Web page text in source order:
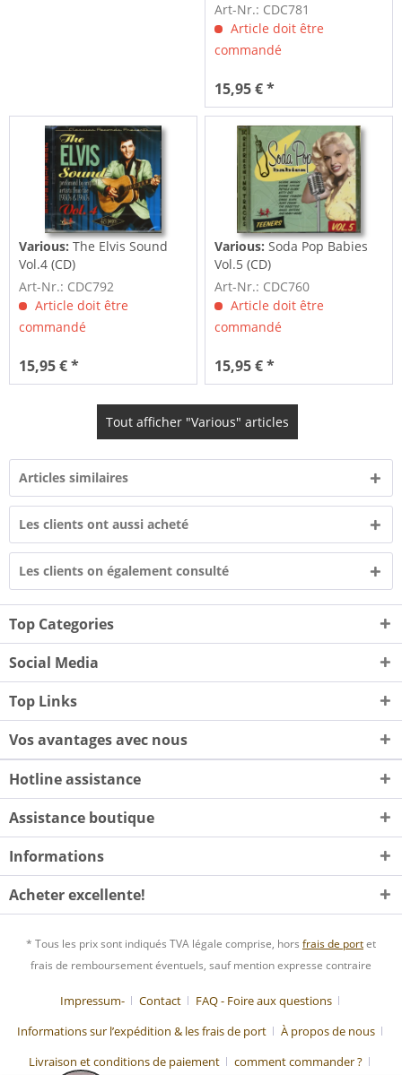
Art-Nr.: CDC781
Article doit être
commandé
15,95 € *
Various: The Elvis Sound
Vol.4 (CD)
Art-Nr.: CDC792
Article doit être
commandé
15,95 € *
Various: Soda Pop Babies
Vol.5 (CD)
Art-Nr.: CDC760
Article doit être
commandé
15,95 € *
Tout afficher "Various" articles
Articles similaires
Les clients ont aussi acheté
Les clients on également consulté
Top Categories
Social Media
Top Links
Vos avantages avec nous
Hotline assistance
Assistance boutique
Informations
Acheter excellente!
* Tous les prix sont indiqués TVA légale comprise, hors frais de portet
frais de remboursement éventuels, sauf mention expresse contraire
Impressum- Contact
FAQ - Foire aux questions
Informations sur l’expédition & les frais de port
À propos de nous
Livraison et conditions de paiement
comment commander ?